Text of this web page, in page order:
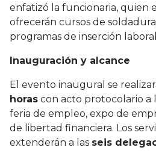
enfatizó la funcionaria, quien
ofrecerán cursos de
programas de inserción
Inauguración y alcance
El evento inaugural se
horas con acto protocolario a
feria de empleo, expo de
de libertad financiera. Los
extenderán a las seis